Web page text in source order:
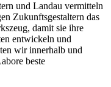
und Landau vermitteln
Zukunftsgestaltern das
damit sie ihre
entwickeln und
wir innerhalb und
beste